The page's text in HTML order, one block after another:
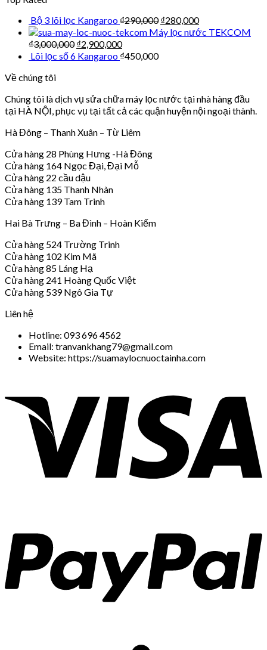
Bộ 3 lõi lọc Kangaroo₫290,000 ₫280,000
Máy lọc nước TEKCOM
₫3,000,000 ₫2,900,000
Lõi lọc số 6 Kangaroo ₫450,000
Về chúng tôi
Chúng tôi là dịch vụ sửa chữa máy lọc nước tại nhà hàng đầu
tại HÀ NỘI, phục vụ tại tất cả các quận huyện nội ngoại thành.
Hà Đông – Thanh Xuân – Từ Liêm
Cửa hàng 28 Phùng Hưng -Hà Đông
Cửa hàng 164 Ngọc Đại, Đại Mỗ
Cửa hàng 22 cầu dậu
Cửa hàng 135 Thanh Nhàn
Cửa hàng 139 Tam Trinh
Hai Bà Trưng – Ba Đình – Hoàn Kiếm
Cửa hàng 524 Trường Trinh
Cửa hàng 102 Kim Mã
Cửa hàng 85 Láng Hạ
Cửa hàng 241 Hoàng Quốc Việt
Cửa hàng 539 Ngô Gia Tự
Liên hệ
Hotline: 093 696 4562
Email: tranvankhang79@gmail.com
Website: https://suamaylocnuoctainha.com